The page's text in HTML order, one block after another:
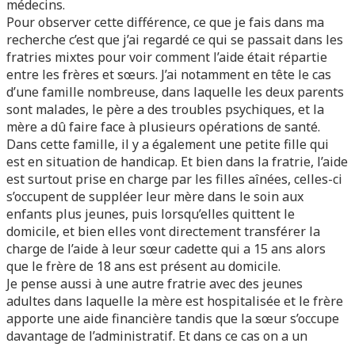
médecins.
Pour observer cette différence, ce que je fais dans ma
recherche c’est que j’ai regardé ce qui se passait dans les
fratries mixtes pour voir comment l’aide était répartie
entre les frères et sœurs. J’ai notamment en tête le cas
d’une famille nombreuse, dans laquelle les deux parents
sont malades, le père a des troubles psychiques, et la
mère a dû faire face à plusieurs opérations de santé.
Dans cette famille, il y a également une petite fille qui
est en situation de handicap. Et bien dans la fratrie, l’aide
est surtout prise en charge par les filles aînées, celles-ci
s’occupent de suppléer leur mère dans le soin aux
enfants plus jeunes, puis lorsqu’elles quittent le
domicile, et bien elles vont directement transférer la
charge de l’aide à leur sœur cadette qui a 15 ans alors
que le frère de 18 ans est présent au domicile.
Je pense aussi à une autre fratrie avec des jeunes
adultes dans laquelle la mère est hospitalisée et le frère
apporte une aide financière tandis que la sœur s’occupe
davantage de l’administratif. Et dans ce cas on a un